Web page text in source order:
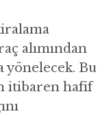
alımından
yönelecek. Bu
itibaren hafif